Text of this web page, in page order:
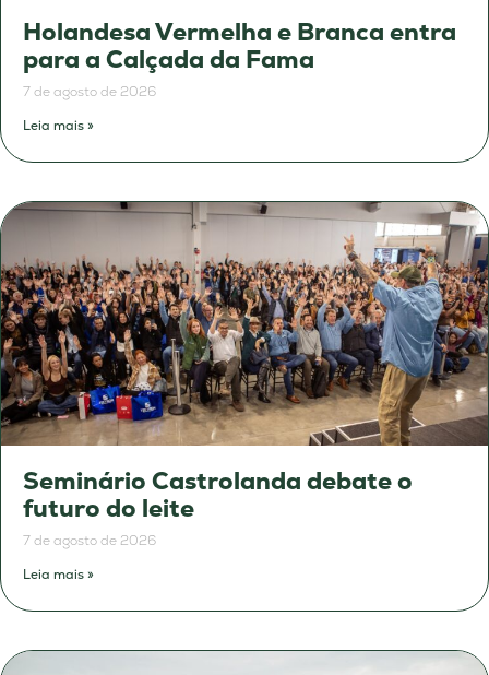
Holandesa Vermelha e Branca entra
para a Calçada da Fama
7 de agosto de 2026
Leia mais »
Seminário Castrolanda debate o
futuro do leite
7 de agosto de 2026
Leia mais »